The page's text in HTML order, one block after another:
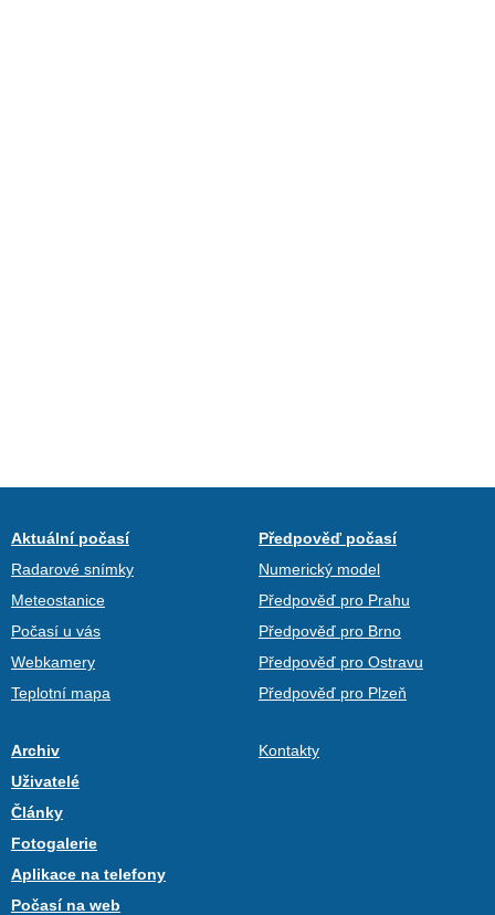
Aktuální počasí
Radarové snímky
Meteostanice
Počasí u vás
Webkamery
Teplotní mapa
Předpověď počasí
Numerický model
Předpověď pro Prahu
Předpověď pro Brno
Předpověď pro Ostravu
Předpověď pro Plzeň
Archiv
Uživatelé
Články
Fotogalerie
Aplikace na telefony
Počasí na web
Kontakty